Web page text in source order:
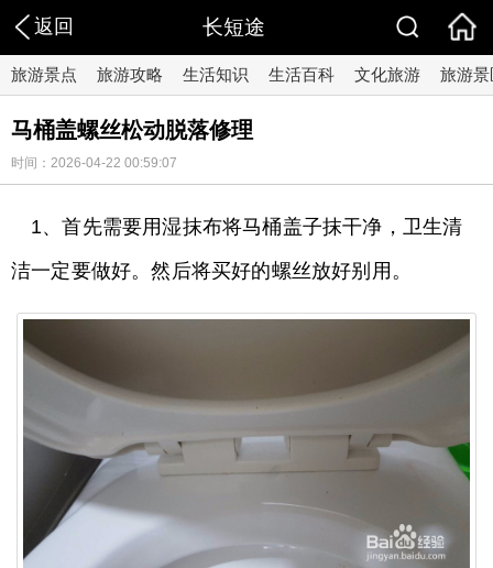
返回 长短途
旅游景点 旅游攻略 生活知识 生活百科 文化旅游 旅游景
马桶盖螺丝松动脱落修理
时间：2026-04-22 00:59:07
1、首先需要用湿抹布将马桶盖子抹干净，卫生清
洁一定要做好。然后将买好的螺丝放好别用。